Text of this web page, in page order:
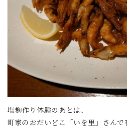
塩麹作り体験のあとは、
町家のおだいどこ「いを里」さんで